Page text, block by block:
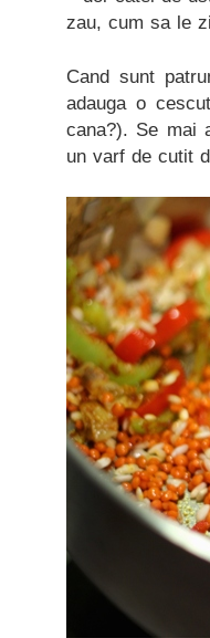
zau, cum sa le
Cand sunt
adauga o
cana?). Se mai
un varf de cutit